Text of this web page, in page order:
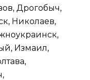
Дрогобыч,
Николаев,
Измаил,